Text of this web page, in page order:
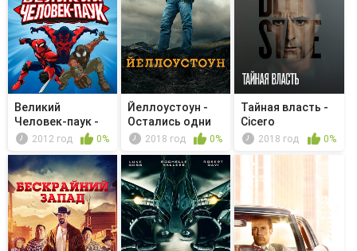
Великий
Человек-паук -
Академия Щ. И....
2012 год 0%
Йеллоустоун -
Остались одни
дьяволы
2018 год 0%
Тайная власть -
Cicero
2018 год 0%